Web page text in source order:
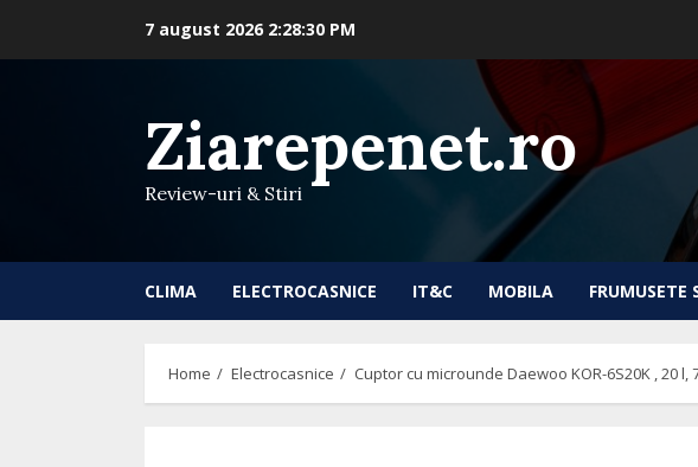
7 august 2026 2:28:31 PM
Ziarepenet.ro
Review-uri & Stiri
CLIMA ELECTROCASNICE IT&C MOBILA FRUMUSETE
Home Electrocasnice Cuptor cu microunde Daewoo KOR-6S20K , 20 l,